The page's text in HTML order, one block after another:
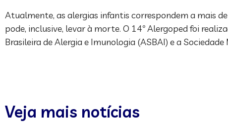
Atualmente, as alergias infantis correspondem a mais
pode, inclusive, levar à morte. O 14º Alergoped foi
Brasileira de Alergia e Imunologia (ASBAI) e a
Veja mais notícias